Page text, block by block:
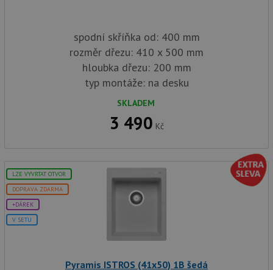
spodní skříňka od: 400 mm
rozměr dřezu: 410 x 500 mm
hloubka dřezu: 200 mm
typ montáže: na desku
SKLADEM
3 490 Kč
LZE VYVRTAT OTVOR
DOPRAVA ZDARMA
+DÁREK
V SETU
Pyramis ISTROS (41x50) 1B šedá